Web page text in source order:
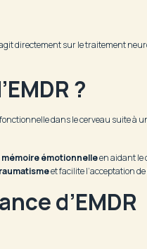
directement sur le traitement
?
dans le cerveau suite
émotionnelleen aidant le
et facilite l’acceptation
d’EMDR